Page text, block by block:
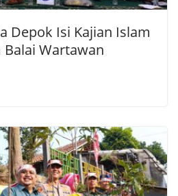
Depok Isi Kajian Islam
Wartawan